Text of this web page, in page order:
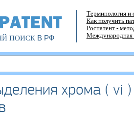
ПОИСКВ РФ
Терминология и
Как получить
Роспатент -
Международная
хрома ( vi